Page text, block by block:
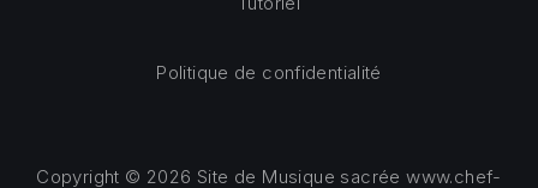
Copyright © 2026 Site de Musique sacrée www.chef-
Politique de confidentialité